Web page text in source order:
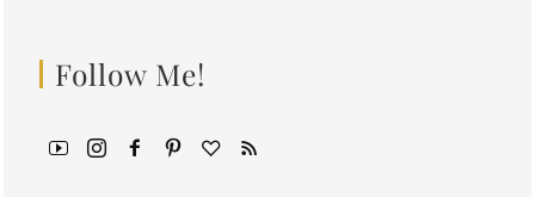
Follow Me!